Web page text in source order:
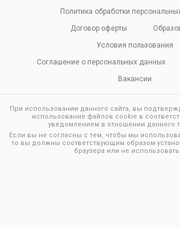
Политика обработки
Договор оферты
Условия пользования
Соглашение о персональных данных
Вакансии
При использовании данного сайта, вы
использование файлов cookie в
уведомлением в отношении данного
Если вы не согласны с тем, чтобы мы
то вы должны соответствующим образом
браузера или не использовать